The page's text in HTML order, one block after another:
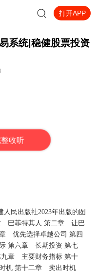
打开APP
系统|稳健股票投资
收听
人民出版社2023年出版的图
巴菲特其人 第二章 让巴
优先选择卓越公司 第四
第六章 长期投资 第七
章 主要财务指标 第十
机 第十二章 卖出时机